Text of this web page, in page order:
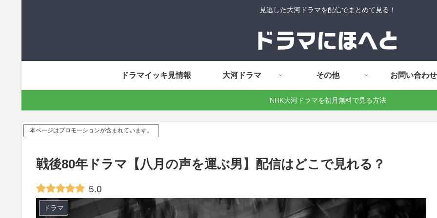
見逃した大河ドラマを配信でまとめて見る！
ドラマイッキ見情報 大河ドラマ その他 お問い合わせ
NHK大河ドラマを初月無料で見る方法
本ページはプロモーションが含まれています。
戦後80年ドラマ【八月の声を運ぶ男】配信はどこで見れる？
5.0
ドラマ